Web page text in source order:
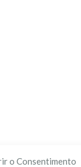
o Consentimento